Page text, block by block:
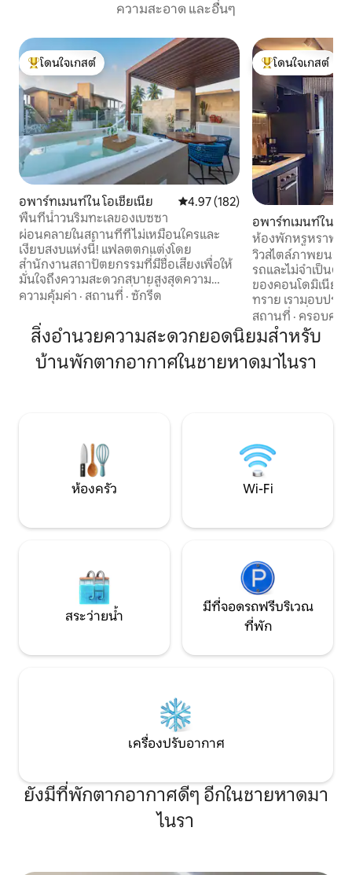
ความสะอาด และอื่นๆ
โดนใจเกสต์ที่สุด
โดนใจเกสต์
อพาร์ทเมนท์ใน โอเชียเนีย คะแนนเฉลี่ย 4.97 จาก 5, 182 รีวิว
4.97 (182)
พื้นที่น้ำวนริมทะเลของเบซซา
ผ่อนคลายในสถานที่ที่ไม่เหมือนใครและ
เงียบสงบแห่งนี้! แฟลตตกแต่งโดย
สำนักงานสถาปัตยกรรมที่มีชื่อเสียงเพื่อให้
มั่นใจถึงความสะดวกสบายสูงสุดความ
ปลอดภัยและรสนิยมที่ดีที่ผู้เข้าพักของเรา
ปาและวิวทะเล เข้าถึงชายหาดห้องนั่งเล่น
ห้องรับประทานอาหารและห้องครัวที่รวม
อยู่ในแนวคิดแบบเปิดห้องสวีท 2 ห้อง
คอนโดมิเนียมพร้อมสระว่ายน้ำอุ่นขอบที่
ความคุ้มค่า · สถานที่ · ซักรีด
โดนใจเกสต์ที่สุด
โดนใจเกสต์
อพาร์ทเมนท์ใน โอ
ห้องพักหรูหราพร้
ทราย
วิวสไตล์ภาพยนตร์
รถและไม่จำเป็นต้
ของคอนโดมิเนีย
ทราย เรามอบปร
ฟังเสียงคลื่นและตื่
ถึงชายหาดได้โด
สะดวกสบายให้คุ
เดินบนหาดทราย
ปลอดภัยและการ
สถานที่ · ครอบครัว
สิ่งอำนวยความสะดวกยอดนิยมสำหรับ
บ้านพักตากอากาศในชายหาดมาไนรา
ห้องครัว Wi-Fi
สระว่ายน้ำ
มีที่จอดรถฟรีบริเวณ
ที่พัก
เครื่องปรับอากาศ
ยังมีที่พักตากอากาศดีๆ อีกในชายหาดมา
ไนรา